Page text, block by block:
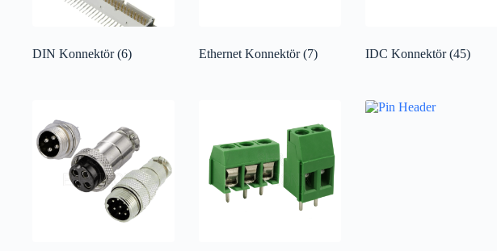
DIN Konnektör(6) Ethernet Konnektör(7) IDC Konnektör(45)